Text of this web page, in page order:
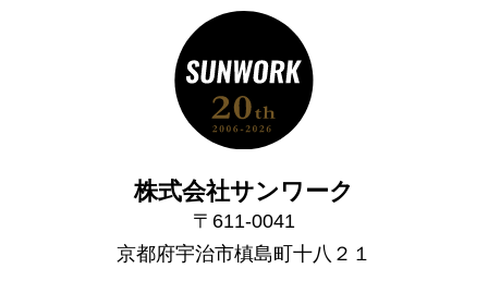
株式会社サンワーク
〒611-0041
京都府宇治市槙島町十八２１